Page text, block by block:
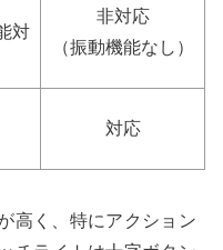
対
非対応
（振動機能なし）
対応
高く、特にアクション